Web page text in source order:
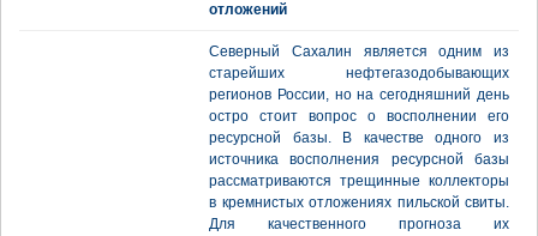
отложений
Северный Сахалин является одним из
старейших нефтегазодобывающих
регионов России, но на сегодняшний день
остро стоит вопрос о восполнении его
ресурсной базы. В качестве одного из
источника восполнения ресурсной базы
рассматриваются трещинные коллекторы
в кремнистых отложениях пильской свиты.
Для качественного прогноза их